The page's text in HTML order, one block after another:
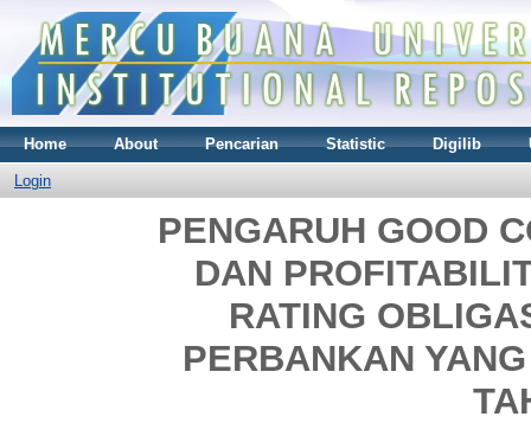
Home About Pencarian Statistic Digilib
Login
PENGARUH GOOD
DAN
RATING
PERBANKAN